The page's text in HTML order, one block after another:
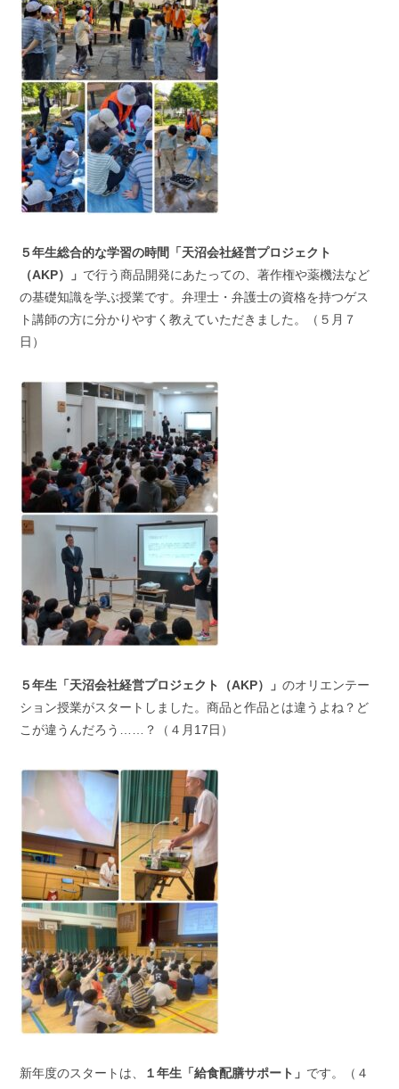
５年生総合的な学習の時間「天沼会社経営プロジェクト
（AKP）」 で行う商品開発にあたっての、著作権や薬機法など
の基礎知識を学ぶ授業です。弁理士・弁護士の資格を持つゲス
ト講師の方に分かりやすく教えていただきました。（５月７
日）
５年生「天沼会社経営プロジェクト（AKP）」のオリエンテー
ション授業がスタートしました。商品と作品とは違うよね？ど
こが違うんだろう……？（４月17日）
新年度のスタートは、 １年生「給食配膳サポート」 です。（４